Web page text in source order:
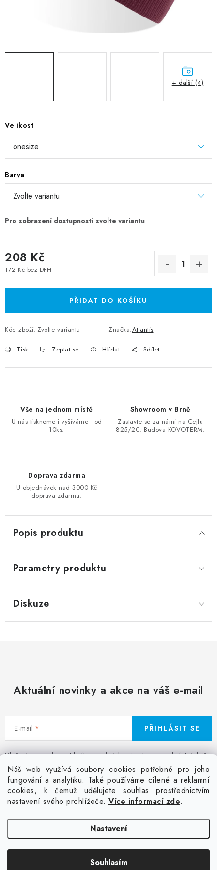
Náš web využívá soubory cookies potřebné pro jeho
fungování a analytiku. Také používáme cílené a reklamní
cookies, k čemuž udělujete souhlas prostřednictvím
nastavení svého prohlížeče. Více informací zde.
Nastavení
Souhlasím
TEXTIL S VLASTNÍM POTISKEM
Jak nakupovat Potisk textilu/výšivka
Výměna/vrácení zboží
Obchodní podmínky
GDPR + cookies
Velikost
Barva
208 Kč
172 Kč bez DPH
PŘIDAT DO KOŠÍKU
Kód zboží: Zvolte variantu Značka:Atlantis
Tisk Zeptat se Hlídat Sdílet
+ další (4)
Vše na jednom místě
U nás tiskneme i vyšíváme - od
10ks.
Showroom v Brně
Zastavte se za námi na Cejlu
825/20. Budova KOVOTERM.
Doprava zdarma
U objednávek nad 3000 Kč
doprava zdarma.
Popis produktu
Parametry produktu
Diskuze
Aktuální novinky a akce na váš e-mail
E-mail
Vložením e-mailu souhlasíte spodmínkami ochrany osobních údajů
PŘIHLÁSIT SE
Facebook Kontakt Jak nakupovat
Poptávka potisku textilu
Akce a slevy GDPR + cookies Obchodní podmínky
Doprava
Copyright 2026Colordot.cz. Všechna práva vyhrazena.Upravit nastavení
cookies